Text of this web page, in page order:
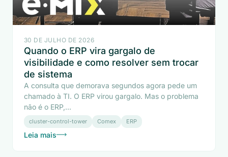
30 DE JULHO DE 2026
Quando o ERP vira gargalo de
visibilidade e como resolver sem trocar
de sistema
A consulta que demorava segundos agora pede um
chamado à TI. O ERP virou gargalo. Mas o problema
não é o ERP,...
cluster-control-tower Comex ERP
Leia mais